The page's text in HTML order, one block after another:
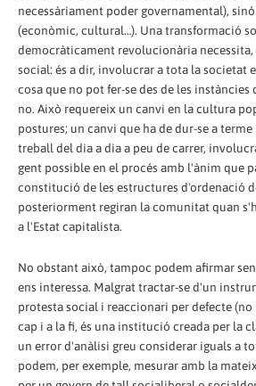
necessàriament poder governamental),
(econòmic, cultural…). Una transformació
democràticament revolucionària necessita,
social: és a dir, involucrar a tota la societat
cosa que no pot fer-se des de les instàncies
no. Això requereix un canvi en la cultura
postures; un canvi que ha de dur-se a
treball del dia a dia a peu de carrer,
gent possible en el procés amb l'ànim que
constitució de les estructures d'ordenació
posteriorment regiran la comunitat quan
a l'Estat capitalista.
No obstant això, tampoc podem afirmar
ens interessa. Malgrat tractar-se d'un
protesta social i reaccionari per defecte (no
cap i a la fi, és una institució creada per la
un error d'anàlisi greu considerar iguals a
podem, per exemple, mesurar amb la